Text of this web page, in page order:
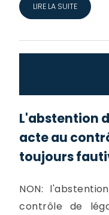
LIRE LA SUITE
L'abstention
acte au
toujours
NON:
contrôle de